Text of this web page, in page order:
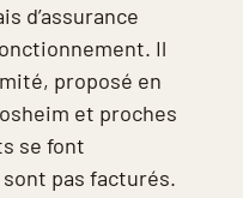
d’assurance
Il
proposé en
et proches
se font
pas facturés.